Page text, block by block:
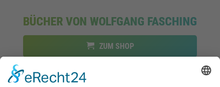
BÜCHER VON WOLFGANG FASCHING
ZUM SHOP